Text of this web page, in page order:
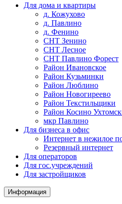
Для дома и квартиры
д. Кожухово
д. Павлино
д. Фенино
СНТ Зенино
СНТ Лесное
СНТ Павлино Форест
Район Ивановское
Район Кузьминки
Район Люблино
Район Новогиреево
Район Текстильщики
Район Косино
мкр Павлино
Для бизнеса в офис
Интернет в нежилое
Резервный интернет
Для операторов
Для гос.учреждений
Для застройщиков
Информация